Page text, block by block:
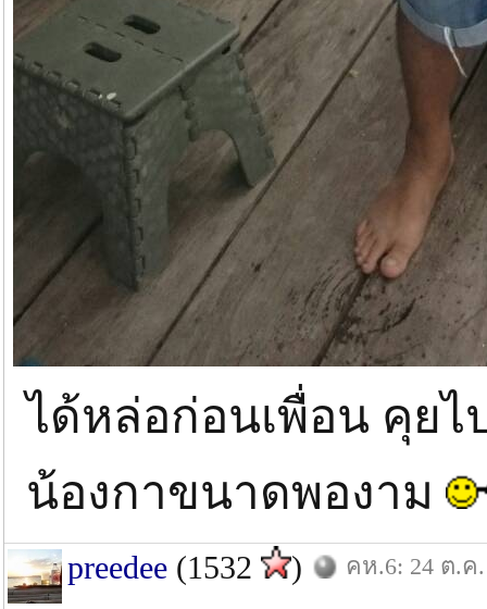
ได้หล่อก่อนเพื่อน คุย
น้องกาขนาดพองาม
preedee (1532 ) คห.6: 24 ต.ค.